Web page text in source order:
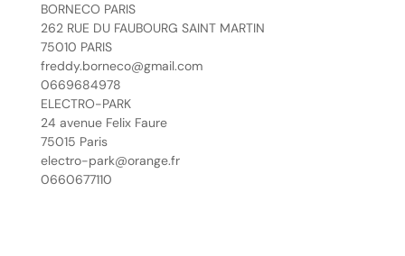
BORNECO PARIS
262 RUE DU FAUBOURG SAINT MARTIN
75010 PARIS
freddy.borneco@gmail.com
0669684978
ELECTRO-PARK
24 avenue Felix Faure
75015 Paris
electro-park@orange.fr
0660677110